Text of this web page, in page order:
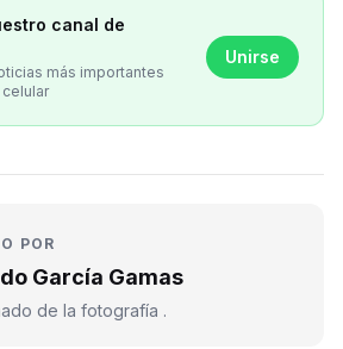
canal de
más importantes
Unirse
POR
García Gamas
de la fotografía .